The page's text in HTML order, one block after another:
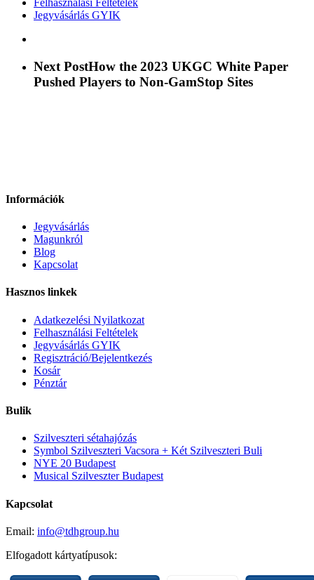
Felhasználási Feltételek
Jegyvásárlás GYIK
Next PostHow the 2023 UKGC White Paper
Pushed Players to Non‑GamStop Sites
Információk
Jegyvásárlás
Magunkról
Blog
Kapcsolat
Hasznos linkek
Adatkezelési Nyilatkozat
Felhasználási Feltételek
Jegyvásárlás GYIK
Regisztráció/Bejelentkezés
Kosár
Pénztár
Bulik
Szilveszteri sétahajózás
Symbol Szilveszteri Vacsora + Két Szilveszteri Buli
NYE 20 Budapest
Musical Szilveszter Budapest
Kapcsolat
Email: info@tdhgroup.hu
Elfogadott kártyatípusok: